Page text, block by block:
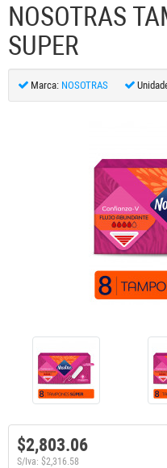
NOSOTRAS
SUPER
Marca: NOSOTRAS
$2,803.06
S/Iva: $2,316.58